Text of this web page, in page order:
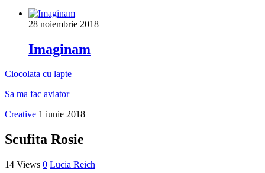
28 noiembrie 2018
Imaginam
Ciocolata cu lapte
Sa ma fac aviator
Creative 1 iunie 2018
Scufita Rosie
14 Views 0 Lucia Reich